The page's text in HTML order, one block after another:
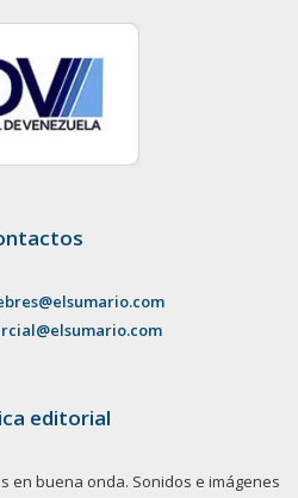
editorial
en buena onda. Sonidos e imágenes